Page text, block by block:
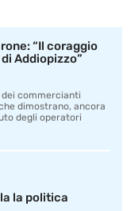
“Il coraggio
Addiopizzo”
dei commercianti
dimostrano, ancora
degli operatori
la politica